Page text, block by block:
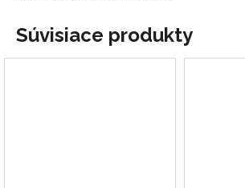
Súvisiace produkty